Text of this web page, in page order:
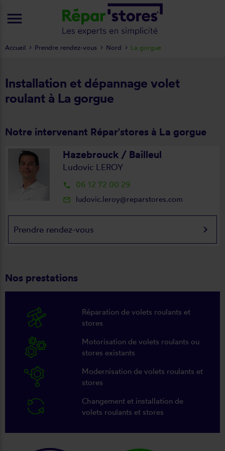
Installation et dépannage volet
roulant à La gorgue
Notre intervenant Répar'stores à La gorgue
Hazebrouck / Bailleul
Ludovic LEROY
local_phone 06 12 72 00 29
mail_outline ludovic.leroy@reparstores.com
Prendre rendez-vous keyboard_arrow_right
Nos prestations
Réparation de volets roulants et
stores
Motorisation de volets roulants ou
stores existants
Modernisation de volets roulants et
stores
Changement et installation de
volets roulants et stores
Accueil Prendre rendez-vous Nord La gorgue
menu